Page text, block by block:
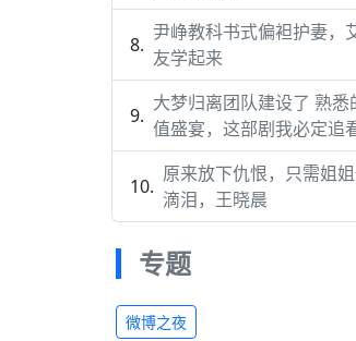
尹峥教科书式偏袒护妻，
友学起来
大梦归离团队建设了 熟悉
值盛宴，这部剧我必定追看
原来放下仇恨，只需姐
滴泪，王晓晨
专题
微博之夜